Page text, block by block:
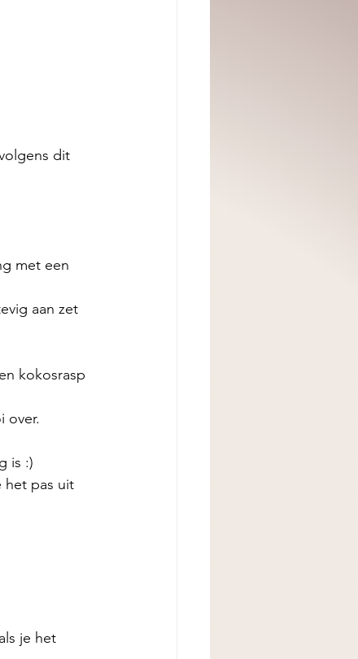
dit
met een
aan zet
kokosrasp
over.
is :)
het pas uit
je het